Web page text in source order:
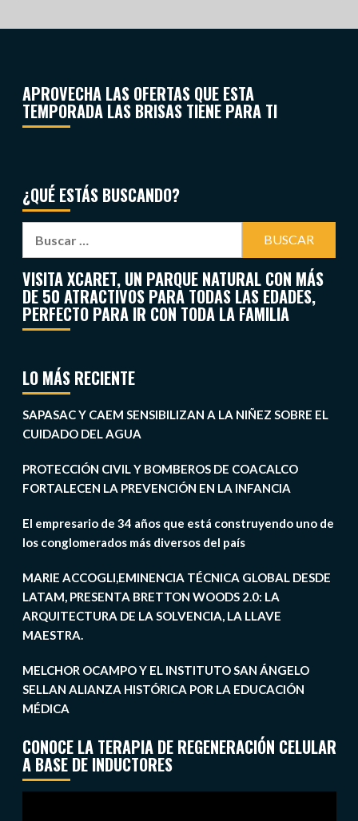
APROVECHA LAS OFERTAS QUE ESTA
TEMPORADA LAS BRISAS TIENE PARA TI
¿QUÉ ESTÁS BUSCANDO?
VISITA XCARET, UN PARQUE NATURAL CON MÁS
DE 50 ATRACTIVOS PARA TODAS LAS EDADES,
PERFECTO PARA IR CON TODA LA FAMILIA
LO MÁS RECIENTE
SAPASAC Y CAEM SENSIBILIZAN A LA NIÑEZ SOBRE EL
CUIDADO DEL AGUA
PROTECCIÓN CIVIL Y BOMBEROS DE COACALCO
FORTALECEN LA PREVENCIÓN EN LA INFANCIA
El empresario de 34 años que está construyendo uno de
los conglomerados más diversos del país
MARIE ACCOGLI,EMINENCIA TÉCNICA GLOBAL DESDE
LATAM, PRESENTA BRETTON WOODS 2.0: LA
ARQUITECTURA DE LA SOLVENCIA, LA LLAVE
MAESTRA.
MELCHOR OCAMPO Y EL INSTITUTO SAN ÁNGELO
SELLAN ALIANZA HISTÓRICA POR LA EDUCACIÓN
MÉDICA
CONOCE LA TERAPIA DE REGENERACIÓN CELULAR
A BASE DE INDUCTORES